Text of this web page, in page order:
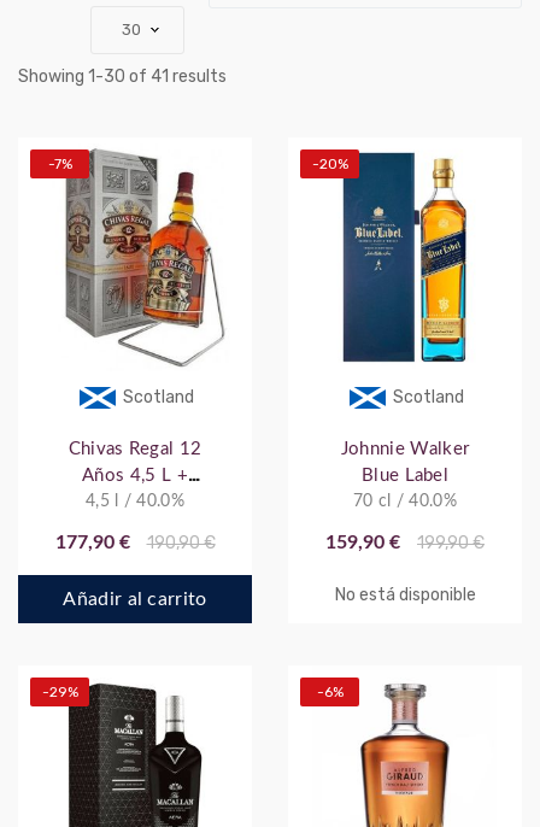
Showing 1-30 of 41 results
Scotland
-7%
Chivas Regal 12
Años 4,5 L +
Balancín
4,5 l / 40.0%
177,90 € 190,90 €
Añadir al carrito
Scotland
-20%
Johnnie Walker
Blue Label
70 cl / 40.0%
159,90 € 199,90 €
No está disponible
-29% -6%